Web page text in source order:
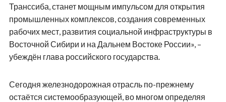
Транссиба, станет мощным импульсом для открытия
промышленных комплексов, создания современных
рабочих мест, развития социальной инфраструктуры в
Восточной Сибири и на Дальнем Востоке России», –
убеждён глава российского государства.
Сегодня железнодорожная отрасль по-прежнему
остаётся системообразующей, во многом определяя